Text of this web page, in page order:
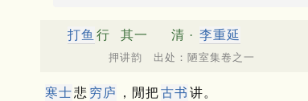
打鱼 行 其一 清 · 李重延
押讲韵 出处：陋室集卷之一
寒士悲 穷庐 ，閒把古书 讲。